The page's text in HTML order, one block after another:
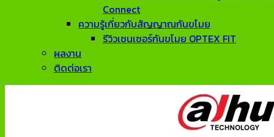
Connect
ความรู้เกี่ยวกับสัญญาณกันขโมย
รีวิวเซนเซอร์กันขโมย OPTEX FIT
ผลงาน
ติดต่อเรา